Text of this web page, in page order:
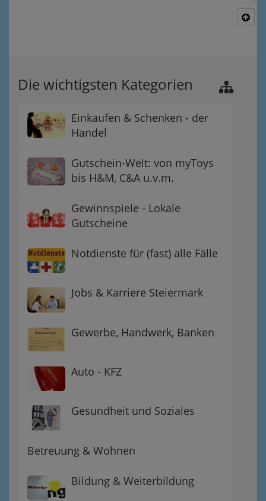
Die wichtigsten Kategorien
Einkaufen & Schenken - der
Handel
Gutschein-Welt: von myToys
bis H&M, C&A u.v.m.
Gewinnspiele - Lokale
Gutscheine
Notdienste für (fast) alle Fälle
Jobs & Karriere Steiermark
Gewerbe, Handwerk, Banken
Auto - KFZ
Gesundheit und Soziales
Betreuung & Wohnen
Bildung & Weiterbildung